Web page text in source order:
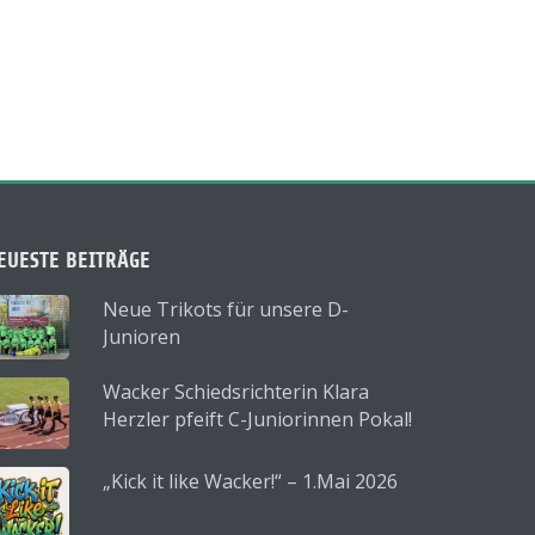
BEITRÄGE
Neue Trikots für unsere D-
Junioren
Wacker Schiedsrichterin Klara
Herzler pfeift C-Juniorinnen Pokal!
„Kick it like Wacker!“ – 1.Mai 2026